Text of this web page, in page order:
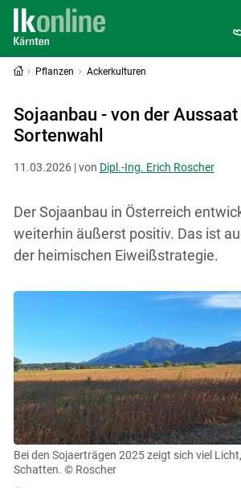
Pflanzen Ackerkulturen
Sojaanbau - von der
Sortenwahl
11.03.2026 | von Dipl.-Ing. Erich Roscher
Der Sojaanbau in Österreich
weiterhin äußerst positiv. Das ist
der heimischen Eiweißstrategie.
Bei den Sojaerträgen 2025 zeigt sich viel
Schatten. © Roscher